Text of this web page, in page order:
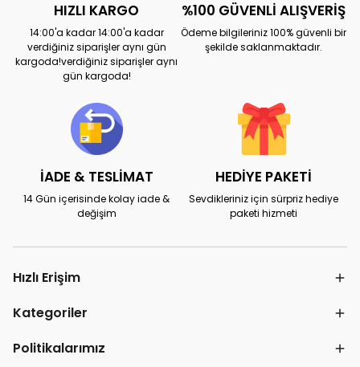
HIZLI KARGO
14:00'a kadar 14:00'a kadar
verdiğiniz siparişler aynı gün
kargoda!verdiğiniz siparişler aynı
gün kargoda!
%100 GÜVENLİ ALIŞVERİŞ
Ödeme bilgileriniz 100% güvenli bir
şekilde saklanmaktadır.
İADE & TESLİMAT
14 Gün içerisinde kolay iade &
değişim
HEDİYE PAKETİ
Sevdikleriniz için sürpriz hediye
paketi hizmeti
Hızlı Erişim
Kategoriler
Politikalarımız